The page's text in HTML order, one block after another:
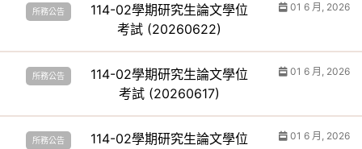
所務公告
114-02學期研究生論文學位
考試 (20260622)
01 6 月, 2026
所務公告
114-02學期研究生論文學位
考試 (20260617)
01 6 月, 2026
所務公告
114-02學期研究生論文學位
01 6 月, 2026